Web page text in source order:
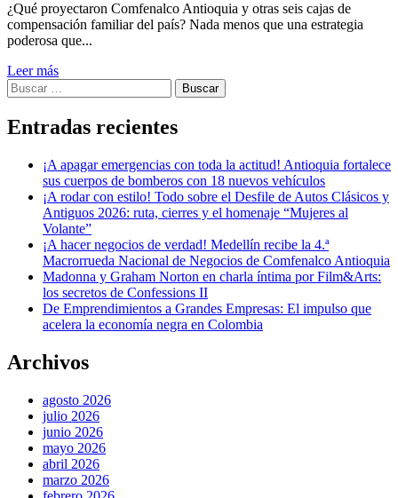
¿Qué proyectaron Comfenalco Antioquia y otras seis cajas de
compensación familiar del país? Nada menos que una estrategia
poderosa que...
Leer más
Buscar:
Entradas recientes
¡A apagar emergencias con toda la actitud! Antioquia fortalece
sus cuerpos de bomberos con 18 nuevos vehículos
¡A rodar con estilo! Todo sobre el Desfile de Autos Clásicos y
Antiguos 2026: ruta, cierres y el homenaje “Mujeres al
Volante”
¡A hacer negocios de verdad! Medellín recibe la 4.ª
Macrorrueda Nacional de Negocios de Comfenalco Antioquia
Madonna y Graham Norton en charla íntima por Film&Arts:
los secretos de Confessions II
De Emprendimientos a Grandes Empresas: El impulso que
acelera la economía negra en Colombia
Archivos
agosto 2026
julio 2026
junio 2026
mayo 2026
abril 2026
marzo 2026